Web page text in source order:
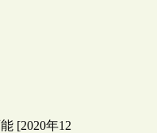
[2020年12